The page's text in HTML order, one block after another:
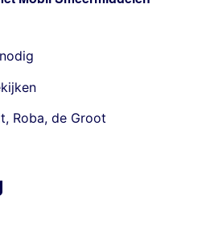
, Roba,de Groot